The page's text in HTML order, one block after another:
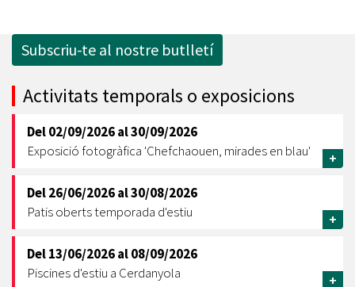
Subscriu-te al nostre butlletí
Activitats temporals o exposicions
Del02/09/2026al30/09/2026
Exposició fotogràfica 'Chefchaouen, mirades en blau'
+
Del26/06/2026al30/08/2026
Patis oberts temporada d'estiu
+
Del13/06/2026al08/09/2026
Piscines d'estiu a Cerdanyola
+